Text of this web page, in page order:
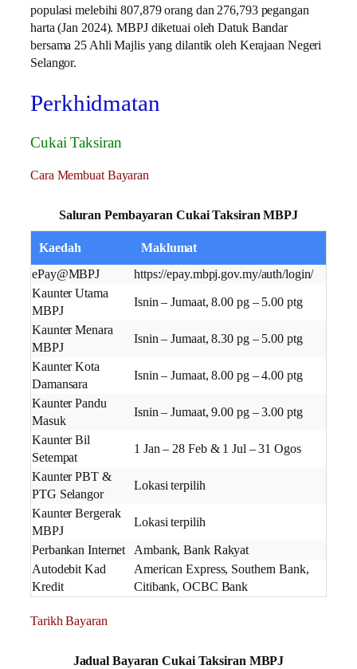
populasi melebihi 807,879 orang dan 276,793 pegangan
harta (Jan 2024). MBPJ diketuai oleh Datuk Bandar
bersama 25 Ahli Majlis yang dilantik oleh Kerajaan Negeri
Selangor.
Perkhidmatan
Cukai Taksiran
Cara Membuat Bayaran
Saluran Pembayaran Cukai Taksiran MBPJ
Kaedah
Maklumat
ePay@MBPJ
https://epay.mbpj.gov.my/auth/login/
Kaunter Utama
MBPJ
Isnin – Jumaat, 8.00 pg – 5.00 ptg
Kaunter Menara
MBPJ
Isnin – Jumaat, 8.30 pg – 5.00 ptg
Kaunter Kota
Damansara
Isnin – Jumaat, 8.00 pg – 4.00 ptg
Kaunter Pandu
Masuk
Isnin – Jumaat, 9.00 pg – 3.00 ptg
Kaunter Bil
Setempat
1 Jan – 28 Feb & 1 Jul – 31 Ogos
Kaunter PBT &
PTG Selangor
Lokasi terpilih
Kaunter Bergerak
MBPJ
Lokasi terpilih
Perbankan Internet Ambank, Bank Rakyat
Autodebit Kad
Kredit
American Express, Southern Bank,
Citibank, OCBC Bank
Tarikh Bayaran
Jadual Bayaran Cukai Taksiran MBPJ